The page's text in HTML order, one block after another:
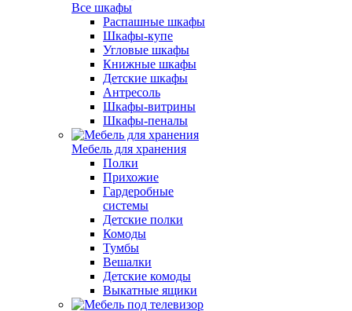
Все шкафы
Распашные шкафы
Шкафы-купе
Угловые шкафы
Книжные шкафы
Детские шкафы
Антресоль
Шкафы-витрины
Шкафы-пеналы
Мебель для хранения
Полки
Прихожие
Гардеробные
системы
Детские полки
Комоды
Тумбы
Вешалки
Детские комоды
Выкатные ящики